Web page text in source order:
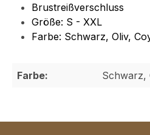
Brustreißverschluss
Größe: S - XXL
Farbe: Schwarz, Oliv,
Farbe: Schwarz,